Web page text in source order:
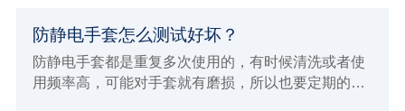
防静电手套怎么测试好坏？
防静电手套都是重复多次使用的，有时候清洗或者使
用频率高，可能对手套就有磨损，所以也要定期的进